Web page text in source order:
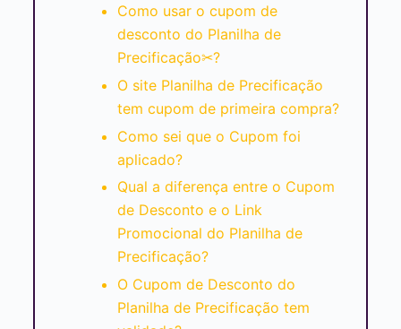
Como usar o cupom de
desconto do Planilha de
Precificação✂?
O site Planilha de Precificação
tem cupom de primeira compra?
Como sei que o Cupom foi
aplicado?
Qual a diferença entre o Cupom
de Desconto e o Link
Promocional do Planilha de
Precificação?
O Cupom de Desconto do
Planilha de Precificação tem